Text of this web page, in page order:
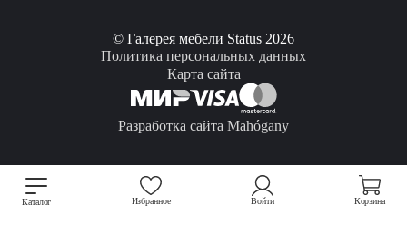
Каталог Избранное Войти Корзина
© Галерея мебели Status 2026
Политика персональных данных
Карта сайта
Разработка сайта Mahógany